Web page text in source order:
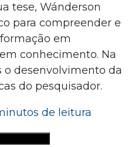
tese, Wánderson
para compreender e
em
conhecimento. Na
o desenvolvimento da
do pesquisador.
de leitura